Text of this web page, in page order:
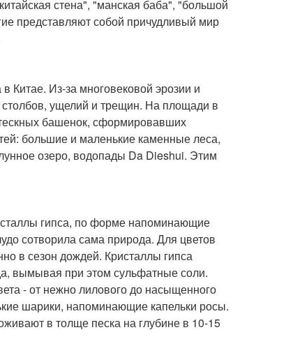
стена", "манская баба", "большой
представляют собой причудливый мир
Китае. Из-за многовековой эрозии и
ущелий и трещин. На площади в
башенок, сформировавших
большие и маленькие каменные леса,
озеро, водопады Da Dieshui. Этим
гипса, по форме напоминающие
сотворила сама природа. Для цветов
в сезон дождей. Кристаллы гипса
вымывая при этом сульфатные соли.
- от нежно лилового до насыщенного
шарики, напоминающие капельки росы.
в толще песка на глубине в 10-15